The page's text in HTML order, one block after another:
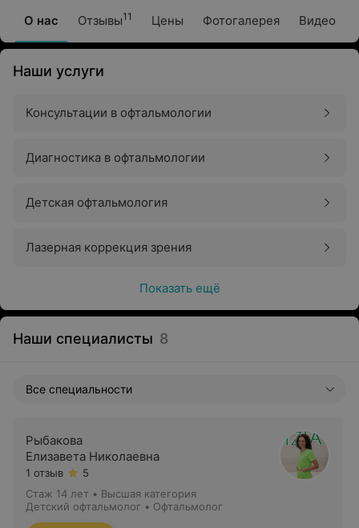
О нас Отзывы11 Цены Фотогалерея Видео
Наши услуги
Консультации в офтальмологии
Диагностика в офтальмологии
Детская офтальмология
Лазерная коррекция зрения
Показать ещё
Наши специалисты 8
Все специальности
Рыбакова
Елизавета Николаевна
1 отзыв
5
Стаж 14 лет • Высшая категория
Детский офтальмолог • Офтальмолог